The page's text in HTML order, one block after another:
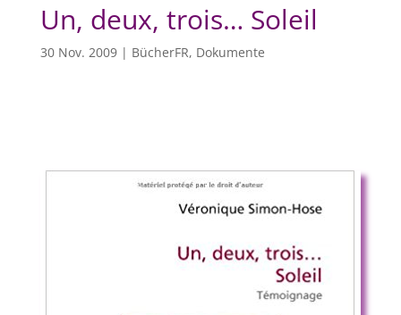
Un, deux, trois… Soleil
30 Nov. 2009| BücherFR, Dokumente